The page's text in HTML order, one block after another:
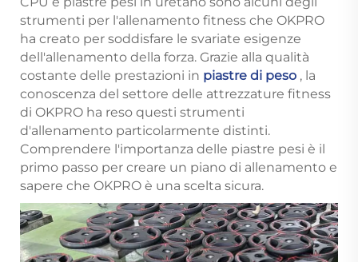
strumenti per l'allenamento fitness che OKPRO
ha creato per soddisfare le svariate esigenze
dell'allenamento della forza. Grazie alla qualità
costante delle prestazioni in piastre di peso , la
conoscenza del settore delle attrezzature fitness
di OKPRO ha reso questi strumenti
d'allenamento particolarmente distinti.
Comprendere l'importanza delle piastre pesi è il
primo passo per creare un piano di allenamento e
sapere che OKPRO è una scelta sicura.